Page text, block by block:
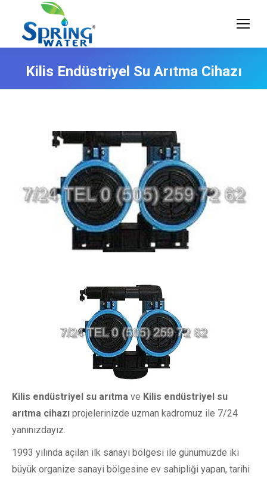
Kilis Endüstriyel Su Arıtma Cihazı
Kilis endüstriyel su arıtma ve Kilis endüstriyel su
arıtma cihazı projelerinizde uzman kadromuz ile 7/24
yanınızdayız.
1993 yılında açılan ilk sanayi bölgesi ile günümüzde iki
büyük organize sanayi bölgesine ev sahipliği yapan, tarihi